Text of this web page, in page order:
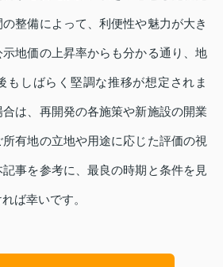
整備によって、利便性や魅力が大き
示地価の上昇率からも分かる通り、地
もしばらく堅調な推移が想定されま
は、再開発の各施策や新施設の開業
有地の立地や用途に応じた評価の視
事を参考に、最良の時期と条件を見
ば幸いです。